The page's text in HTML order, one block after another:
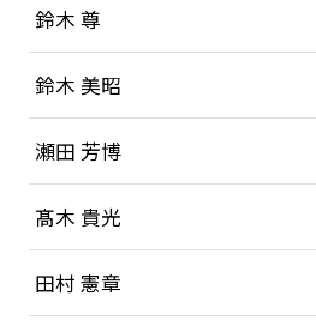
鈴木 尊
鈴木 美昭
瀬田 芳博
髙木 貴光
田村 憲章